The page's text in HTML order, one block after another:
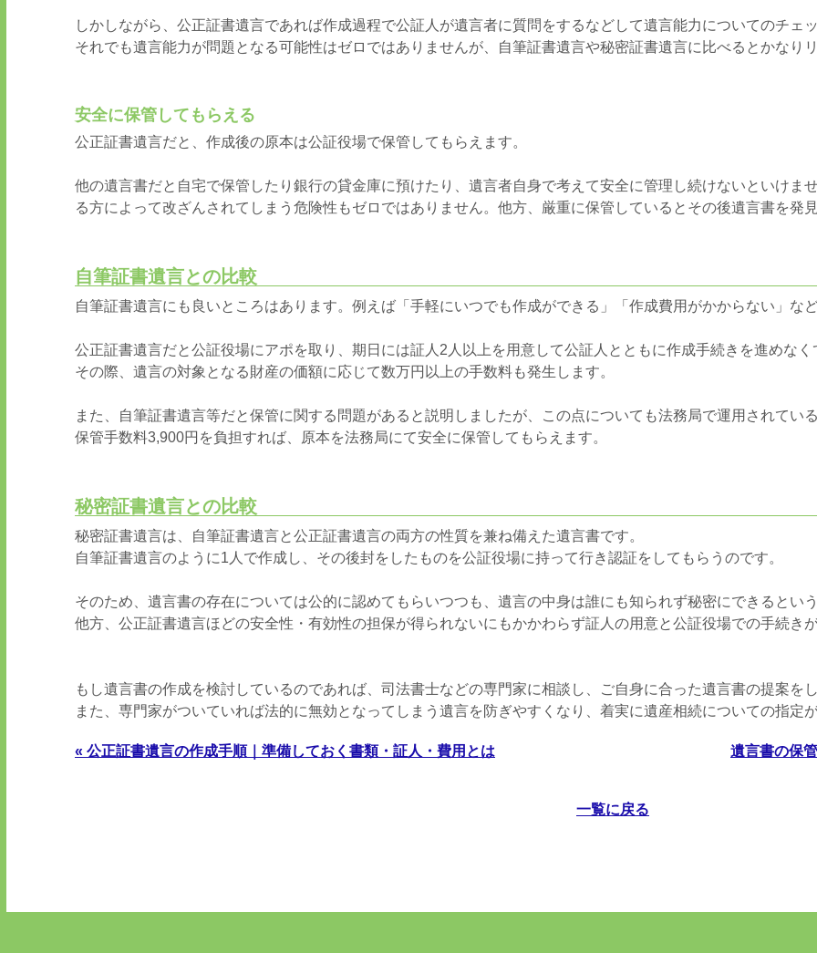
しかしながら、公正証書遺言であれば作成過程で公証人が遺言者に質問をするなどして遺言能力についてのチェ
それでも遺言能力が問題となる可能性はゼロではありませんが、自筆証書遺言や秘密証書遺言に比べるとかなり
安全に保管してもらえる
公正証書遺言だと、作成後の原本は公証役場で保管してもらえます。
他の遺言書だと自宅で保管したり銀行の貸金庫に預けたり、遺言者自身で考えて安全に管理し続けないといけま
る方によって改ざんされてしまう危険性もゼロではありません。他方、厳重に保管しているとその後遺言書を発
自筆証書遺言との比較
自筆証書遺言にも良いところはあります。例えば「手軽にいつでも作成ができる」「作成費用がかからない」な
公正証書遺言だと公証役場にアポを取り、期日には証人 2 人以上を用意して公証人とともに作成手続きを進めなく
その際、遺言の対象となる財産の価額に応じて数万円以上の手数料も発生します。
また、自筆証書遺言等だと保管に関する問題があると説明しましたが、この点についても法務局で運用されてい
保管手数料3,900円を負担すれば、原本を法務局にて安全に保管してもらえます。
秘密証書遺言との比較
秘密証書遺言は、自筆証書遺言と公正証書遺言の両方の性質を兼ね備えた遺言書です。
自筆証書遺言のように1 人で作成し、その後封をしたものを公証役場に持って行き認証をしてもらうのです。
そのため、遺言書の存在については公的に認めてもらいつつも、遺言の中身は誰にも知られず秘密にできるとい
他方、公正証書遺言ほどの安全性・有効性の担保が得られないにもかかわらず証人の用意と公証役場での手続き
もし遺言書の作成を検討しているのであれば、司法書士などの専門家に相談し、ご自身に合った遺言書の提案を
また、専門家がついていれば法的に無効となってしまう遺言を防ぎやすくなり、着実に遺産相続についての指定が
« 公正証書遺言の作成手順｜準備しておく書類・証人・費用とは 遺言書の保
一覧に戻る